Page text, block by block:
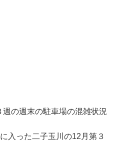
の週末の駐車場の混雑状況
入った二子玉川の12月第３